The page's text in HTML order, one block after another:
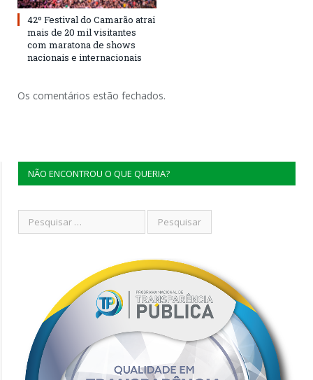
42º Festival do Camarão atrai
mais de 20 mil visitantes
com maratona de shows
nacionais e internacionais
Os comentários estão fechados.
NÃO ENCONTROU O QUE QUERIA?